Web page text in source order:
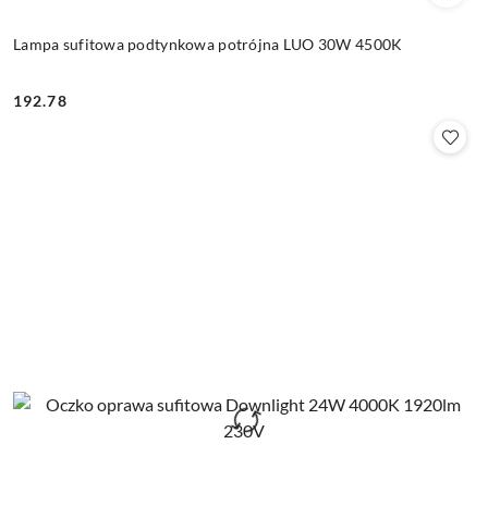
Lampa sufitowa podtynkowa potrójna LUO 30W 4500K
Cena:
192.78